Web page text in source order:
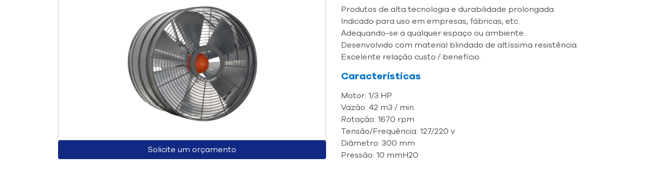
Solicite um orçamento
Produtos de alta tecnologia e durabilidade prolongada.
Indicado para uso em empresas, fábricas, etc.
Adequando-se a qualquer espaço ou ambiente.
Desenvolvido com material blindado de altíssima resistência.
Excelente relação custo / benefício.
Características
Motor: 1/3 HP
Vazão: 42 m3 / min
Rotação: 1670 rpm
Tensão/Frequência: 127/220 v
Diâmetro: 300 mm
Pressão: 10 mmH20